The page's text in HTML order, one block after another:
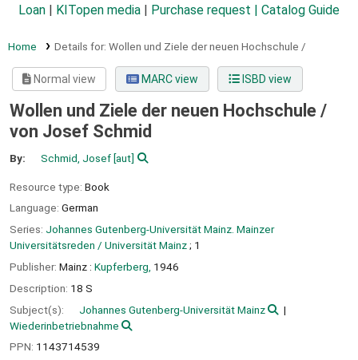
Loan
KITopen media Purchase request | Catalog Guide
Home Details for: Wollen und Ziele der neuen Hochschule /
Normal view MARC view ISBD view
Wollen und Ziele der neuen Hochschule /
von Josef Schmid
By: Schmid, Josef[aut]
Resource type: Book
Language: German
Series: Johannes Gutenberg-Universität Mainz. Mainzer
Universitätsreden / Universität Mainz; 1
Publisher: Mainz : Kupferberg, 1946
Description: 18 S
Subject(s):
Johannes Gutenberg-Universität Mainz
Wiederinbetriebnahme
PPN: 1143714539